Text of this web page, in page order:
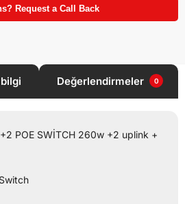
Request a Call Back
Değerlendirmeler 0
POE SWİTCH 260w +2 uplink +